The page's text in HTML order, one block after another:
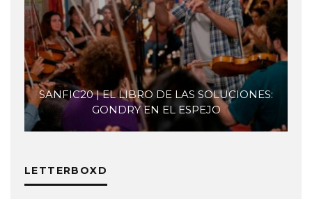
SANFIC20 | EL LIBRO DE LAS SOLUCIONES:
GONDRY EN EL ESPEJO
LETTERBOXD